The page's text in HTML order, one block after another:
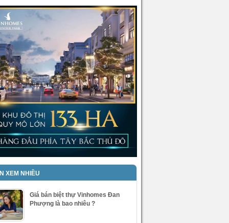
XEM NHIỀU
Giá bán biệt thự Vinhomes Đan
Phượng là bao nhiêu ?